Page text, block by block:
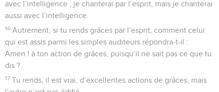
avec l’intelligence ; je chanterai par l’esprit, mais je chanterai
aussi avec l’intelligence.
16 Autrement, si tu rends grâces par l’esprit, comment celui
qui est assis parmi les simples auditeurs répondra-t-il :
Amen ! à ton action de grâces, puisqu’il ne sait pas ce que tu
dis ?
17 Tu rends, il est vrai, d’excellentes actions de grâces, mais